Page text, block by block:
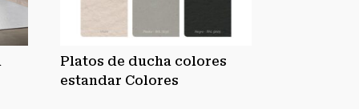
Platos de ducha colores
estandar Colores